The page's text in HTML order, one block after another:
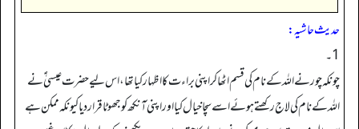
حدیث حاشیہ:
1۔
چونکہ چور نے اللہ کے نام کی قسم اٹھا کر اپنی براءت کا اظہار کیا تھا، اس لیے حضرت عیسیٰ ؑ نے
اللہ کے نام کی لاج رکھتے ہوئے اسے سچا خیال کیا اور اپنی آنکھ کو جھوٹا قراردیا کیونکہ ممکن ہے